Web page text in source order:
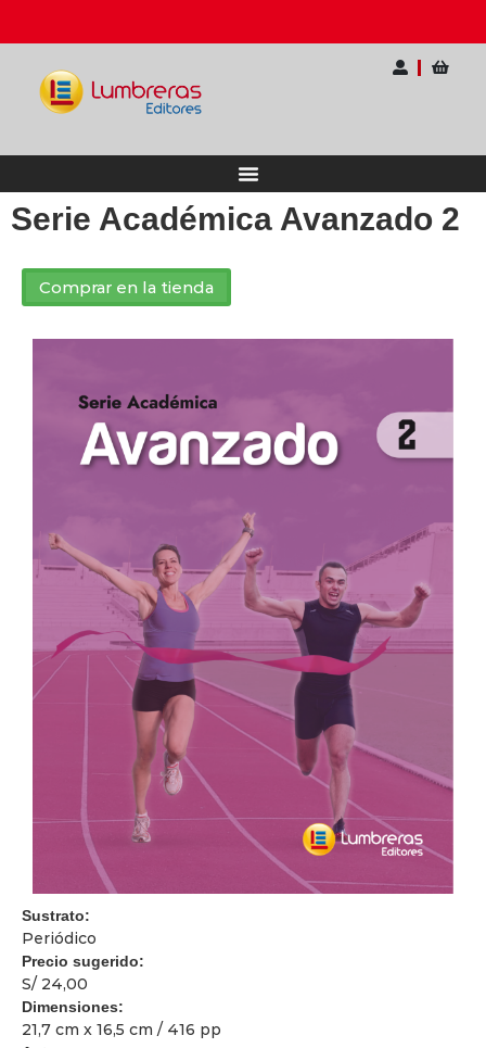
Serie Académica Avanzado 2
Comprar en la tienda
Sustrato:
Periódico
Precio sugerido:
S/ 24,00
Dimensiones:
21,7 cm x 16,5 cm / 416 pp